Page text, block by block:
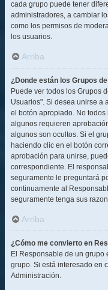
cada grupo puede tener
administradores, a cambiar
como los permisos de
los usuarios.
Arriba
¿Donde están los Grupos
Puede ver todos los Grupos
Usuarios". Si desea unirse a
el botón apropiado. No
algunos requieren
algunos son ocultos. Si el
haciendo clic en el botón
aprobación para unirse,
correspondiente. El
seguramente le preguntará
continuamente al
seguramente tenga sus
Arriba
¿Cómo me convierto en
El Responsable de un grupo
grupo. Si está interesado en
Administración.